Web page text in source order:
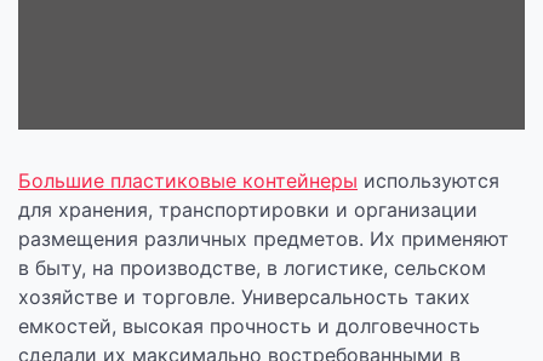
Большие пластиковые контейнеры используются
для хранения, транспортировки и организации
размещения различных предметов. Их применяют
в быту, на производстве, в логистике, сельском
хозяйстве и торговле. Универсальность таких
емкостей, высокая прочность и долговечность
сделали их максимально востребованными в